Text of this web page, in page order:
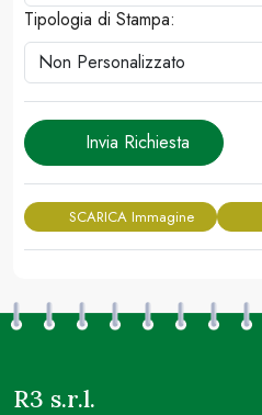
Tipologia di Stampa:
Invia Richiesta
SCARICA Immagine
R3 s.r.l.